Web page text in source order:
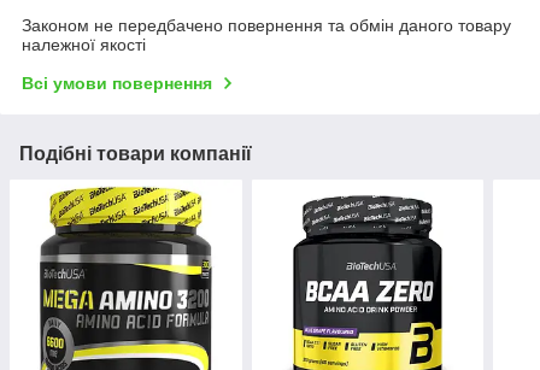
Законом не передбачено повернення та обмін даного товару
належної якості
Всі умови повернення
Подібні товари компанії